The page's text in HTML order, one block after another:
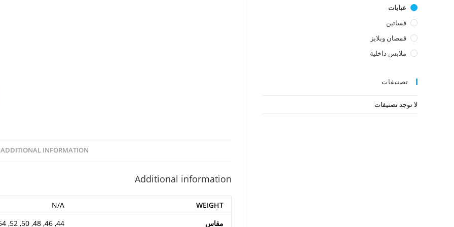
ADDITIONAL INFORMATION
Additional information
WEIGHT
N/A
مقاس
44, 46, 48, 50, 52, 54, 56
عبايات
فساتين
قمصان وبلايز
ملابس داخلية
تصنيفات
لا توجد تصنيفات